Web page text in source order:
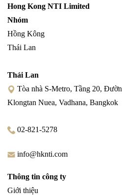
Hong Kong NTI Limited
Nhóm
Hồng Kông
Thái Lan
Thái Lan
Tòa nhà S-Metro, Tầng 20,
Klongtan Nuea, Vadhana, Bangkok
02-821-5278
info@hknti.com
Thông tin công ty
Giới thiệu